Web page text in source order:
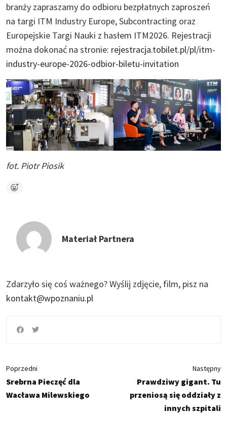
branży zapraszamy do odbioru bezpłatnych zaproszeń
na targi ITM Industry Europe, Subcontracting oraz
Europejskie Targi Nauki z hasłem ITM2026. Rejestracji
można dokonać na stronie: rejestracja.tobilet.pl/pl/itm-
industry-europe-2026-odbior-biletu-invitation
fot. Piotr Piosik
Materiał Partnera
Zdarzyło się coś ważnego?Wyślij zdjęcie, film, pisz na
kontakt@wpoznaniu.pl
Poprzedni
Srebrna Pieczęć dla
Wacława Milewskiego
Następny
Prawdziwy gigant. Tu
przeniosą się oddziały z
innych szpitali